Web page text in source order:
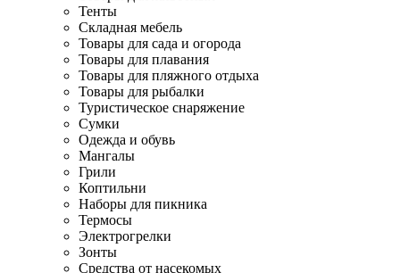
Тенты
Складная мебель
Товары для сада и огорода
Товары для плавания
Товары для пляжного отдыха
Товары для рыбалки
Туристическое снаряжение
Сумки
Одежда и обувь
Мангалы
Грили
Коптильни
Наборы для пикника
Термосы
Электрогрелки
Зонты
Средства от насекомых